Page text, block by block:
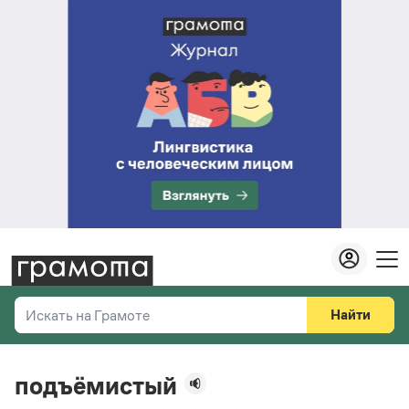
Искать на Грамоте
Справочная служба
Найти
подъёмистый